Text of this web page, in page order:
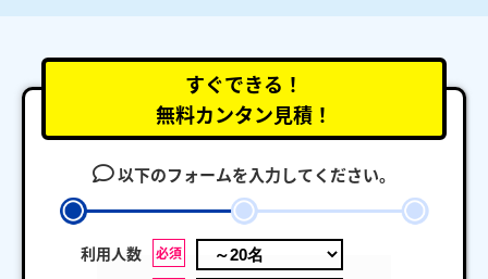
すぐできる！
無料カンタン見積！
以下のフォームを入力してください。
利用人数 必須